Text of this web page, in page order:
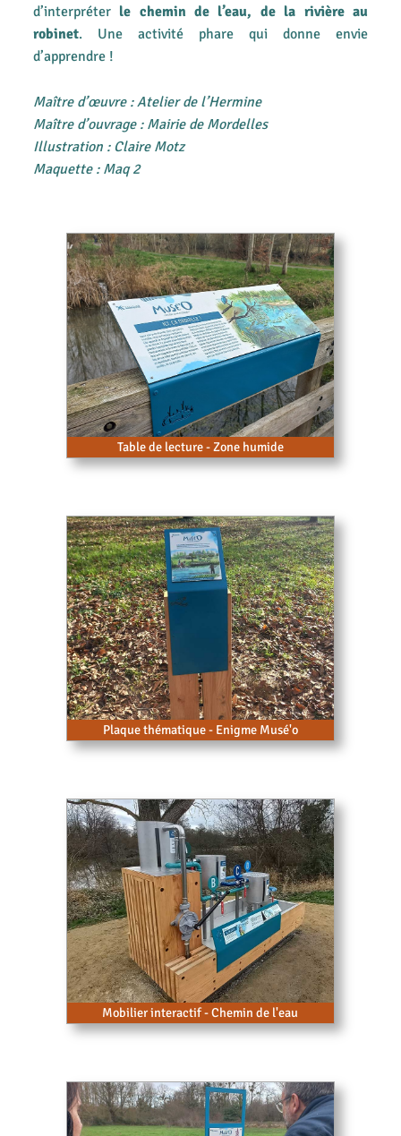
d’interpréter le chemin de l’eau, de la rivière au
robinet. Une activité phare qui donne envie
d’apprendre !
Maître d’œuvre : Atelier de l’Hermine
Maître d’ouvrage : Mairie de Mordelles
Illustration : Claire Motz
Maquette : Maq 2
Table de lecture - Zone humide
Plaque thématique - Enigme Musé'o
Mobilier interactif - Chemin de l'eau